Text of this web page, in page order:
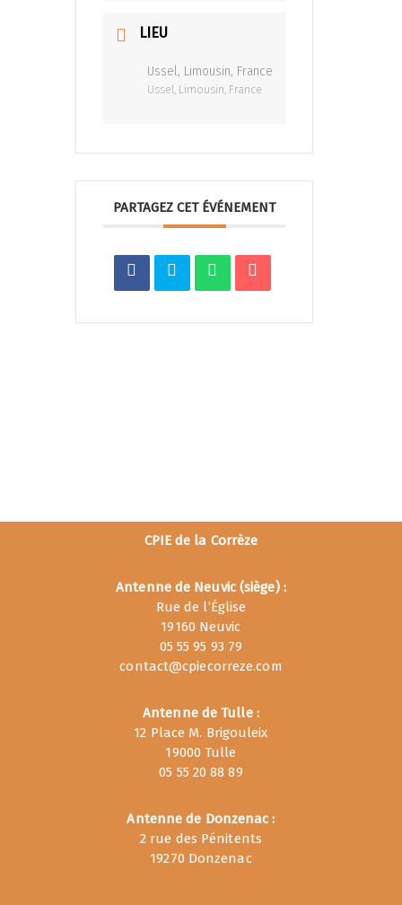
LIEU
Ussel, Limousin, France
Ussel, Limousin, France
PARTAGEZ CET ÉVÉNEMENT
CPIE de la Corrèze
Antenne de Neuvic (siège) :
Rue de l’Église
19160 Neuvic
05 55 95 93 79
contact@cpiecorreze.com
Antenne de Tulle :
12 Place M. Brigouleix
19000 Tulle
05 55 20 88 89
Antenne de Donzenac :
2 rue des Pénitents
19270 Donzenac